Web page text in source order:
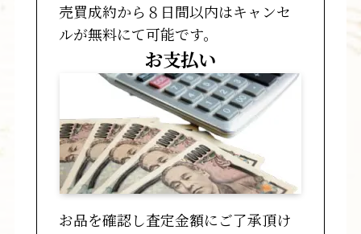
売買成約から８日間以内はキャンセ
ルが無料にて可能です。
お支払い
お品を確認し査定金額にご了承頂け